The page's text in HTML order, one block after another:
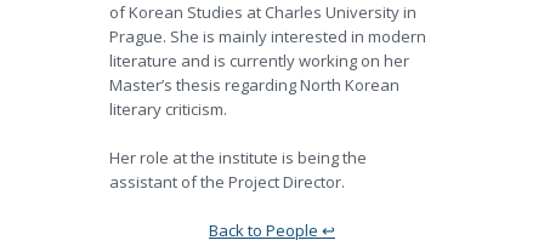
of Korean Studies at Charles University in
Prague. She is mainly interested in modern
literature and is currently working on her
Master’s thesis regarding North Korean
literary criticism.
Her role at the institute is being the
assistant of the Project Director.
Back to People ↩︎